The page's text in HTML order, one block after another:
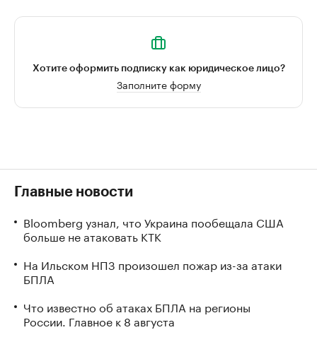
Хотите оформить подписку как юридическое лицо?
Заполните форму
Главные новости
Bloomberg узнал, что Украина пообещала США
больше не атаковать КТК
На Ильском НПЗ произошел пожар из-за атаки
БПЛА
Что известно об атаках БПЛА на регионы
России. Главное к 8 августа